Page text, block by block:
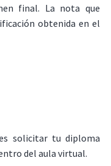
final. La nota que
obtenida en el
solicitar tu diploma
del aula virtual.